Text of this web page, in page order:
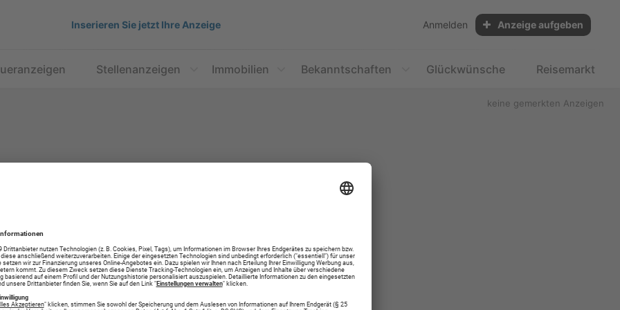
Inserieren Sie jetzt Ihre Anzeige Anmelden Anzeige aufgeben
Stellenanzeigen Immobilien Bekanntschaften Glückwünsche Reisemarkt
keine gemerkten Anzeigen